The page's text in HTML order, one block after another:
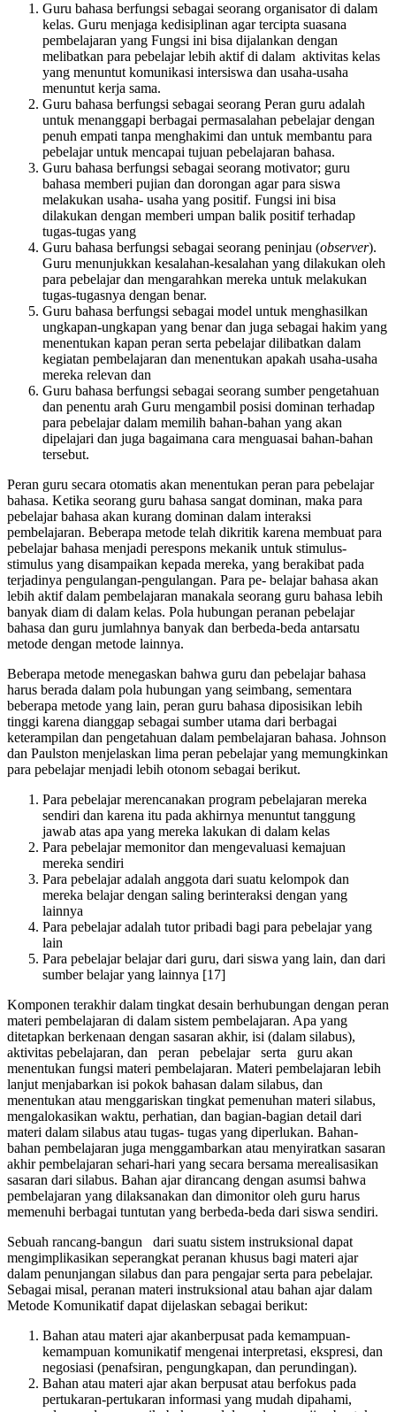
Guru bahasa berfungsi sebagai seorang organisator di dalam
kelas. Guru menjaga kedisiplinan agar tercipta suasana
pembelajaran yang Fungsi ini bisa dijalankan dengan
melibatkan para pebelajar lebih aktif di dalam aktivitas kelas
yang menuntut komunikasi intersiswa dan usaha-usaha
menuntut kerja sama.
Guru bahasa berfungsi sebagai seorang Peran guru adalah
untuk menanggapi berbagai permasalahan pebelajar dengan
penuh empati tanpa menghakimi dan untuk membantu para
pebelajar untuk mencapai tujuan pebelajaran bahasa.
Guru bahasa berfungsi sebagai seorang motivator; guru
bahasa memberi pujian dan dorongan agar para siswa
melakukan usaha- usaha yang positif. Fungsi ini bisa
dilakukan dengan memberi umpan balik positif terhadap
tugas-tugas yang
Guru bahasa berfungsi sebagai seorang peninjau (observer).
Guru menunjukkan kesalahan-kesalahan yang dilakukan oleh
para pebelajar dan mengarahkan mereka untuk melakukan
tugas-tugasnya dengan benar.
Guru bahasa berfungsi sebagai model untuk menghasilkan
ungkapan-ungkapan yang benar dan juga sebagai hakim yang
menentukan kapan peran serta pebelajar dilibatkan dalam
kegiatan pembelajaran dan menentukan apakah usaha-usaha
mereka relevan dan
Guru bahasa berfungsi sebagai seorang sumber pengetahuan
dan penentu arah Guru mengambil posisi dominan terhadap
para pebelajar dalam memilih bahan-bahan yang akan
dipelajari dan juga bagaimana cara menguasai bahan-bahan
tersebut.
Peran guru secara otomatis akan menentukan peran para pebelajar
bahasa. Ketika seorang guru bahasa sangat dominan, maka para
pebelajar bahasa akan kurang dominan dalam interaksi
pembelajaran. Beberapa metode telah dikritik karena membuat para
pebelajar bahasa menjadi perespons mekanik untuk stimulus-
stimulus yang disampaikan kepada mereka, yang berakibat pada
terjadinya pengulangan-pengulangan. Para pe- belajar bahasa akan
lebih aktif dalam pembelajaran manakala seorang guru bahasa lebih
banyak diam di dalam kelas. Pola hubungan peranan pebelajar
bahasa dan guru jumlahnya banyak dan berbeda-beda antarsatu
metode dengan metode lainnya.
Beberapa metode menegaskan bahwa guru dan pebelajar bahasa
harus berada dalam pola hubungan yang seimbang, sementara
beberapa metode yang lain, peran guru bahasa diposisikan lebih
tinggi karena dianggap sebagai sumber utama dari berbagai
keterampilan dan pengetahuan dalam pembelajaran bahasa. Johnson
dan Paulston menjelaskan lima peran pebelajar yang memungkinkan
para pebelajar menjadi lebih otonom sebagai berikut.
Para pebelajar merencanakan program pebelajaran mereka
sendiri dan karena itu pada akhirnya menuntut tanggung
jawab atas apa yang mereka lakukan di dalam kelas
Para pebelajar memonitor dan mengevaluasi kemajuan
mereka sendiri
Para pebelajar adalah anggota dari suatu kelompok dan
mereka belajar dengan saling berinteraksi dengan yang
lainnya
Para pebelajar adalah tutor pribadi bagi para pebelajar yang
lain
Para pebelajar belajar dari guru, dari siswa yang lain, dan dari
sumber belajar yang lainnya [17]
Komponen terakhir dalam tingkat desain berhubungan dengan peran
materi pembelajaran di dalam sistem pembelajaran. Apa yang
ditetapkan berkenaan dengan sasaran akhir, isi (dalam silabus),
aktivitas pebelajaran, dan peran pebelajar serta guru akan
menentukan fungsi materi pembelajaran. Materi pembelajaran lebih
lanjut menjabarkan isi pokok bahasan dalam silabus, dan
menentukan atau menggariskan tingkat pemenuhan materi silabus,
mengalokasikan waktu, perhatian, dan bagian-bagian detail dari
materi dalam silabus atau tugas- tugas yang diperlukan. Bahan-
bahan pembelajaran juga menggambarkan atau menyiratkan sasaran
akhir pembelajaran sehari-hari yang secara bersama merealisasikan
sasaran dari silabus. Bahan ajar dirancang dengan asumsi bahwa
pembelajaran yang dilaksanakan dan dimonitor oleh guru harus
memenuhi berbagai tuntutan yang berbeda-beda dari siswa sendiri.
Sebuah rancang-bangun dari suatu sistem instruksional dapat
mengimplikasikan seperangkat peranan khusus bagi materi ajar
dalam penunjangan silabus dan para pengajar serta para pebelajar.
Sebagai misal, peranan materi instruksional atau bahan ajar dalam
Metode Komunikatif dapat dijelaskan sebagai berikut:
Bahan atau materi ajar akanberpusat pada kemampuan-
kemampuan komunikatif mengenai interpretasi, ekspresi, dan
negosiasi (penafsiran, pengungkapan, dan perundingan).
Bahan atau materi ajar akan berpusat atau berfokus pada
pertukaran-pertukaran informasi yang mudah dipahami,